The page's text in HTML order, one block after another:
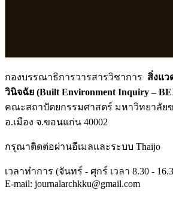
กองบรรณาธิการวารสารวิชาการ สิ่งแว
วินิจฉัย (Built Environment Inquiry –
คณะสถาปัตยกรรมศาสตร์ มหาวิทยาลัย
อ.เมือง จ.ขอนแก่น 40002
กรุณาติดต่อผ่านอีเมลและระบบ Thaijo
เวลาทำการ (จันทร์ - ศุกร์ เวลา 8.30 -
E-mail: journalarchkku@gmail.com